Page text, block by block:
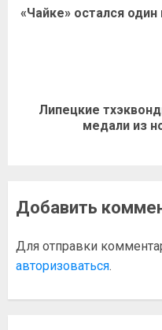
«Чайке» остался
Липецкие
медали из
Добавить
Для отправки
авторизоваться.